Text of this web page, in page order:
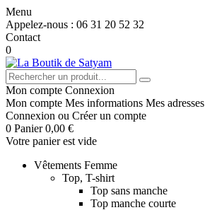
Menu
Appelez-nous : 06 31 20 52 32
Contact
0
Mon compte Connexion
Mon compte Mes informations Mes adresses
Connexion ou Créer un compte
0 Panier 0,00 €
Votre panier est vide
Vêtements Femme
Top, T-shirt
Top sans manche
Top manche courte